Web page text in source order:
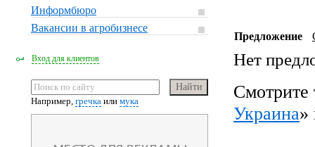
Информбюро
Вакансии в агробизнесе
Вход для клиентов
Например, гречка или мука
Предложение
Нет
Смотрите
Украина»